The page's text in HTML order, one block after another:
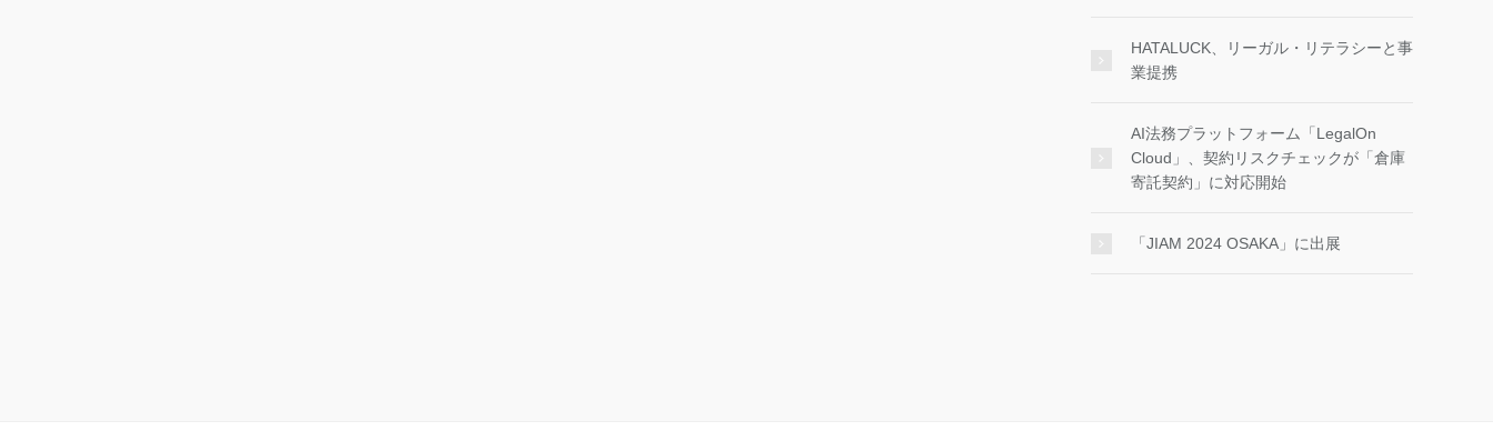
HATALUCK、リーガル・リテラシーと事
業提携
AI法務プラットフォーム「LegalOn
Cloud」、契約リスクチェックが「倉庫
寄託契約」に対応開始
「JIAM 2024 OSAKA」に出展